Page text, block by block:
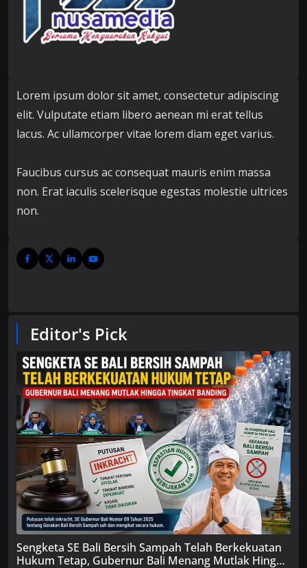
Lorem ipsum dolor sit amet, consectetur adipiscing
elit. Vulputate etiam libero aenean mi erat tellus
lacus. Ac ullamcorper vitae lorem diam eget varius.
Faucibus cursus ac consequat mauris enim massa
non. Erat iaculis scelerisque egestas molestie ultrices
non.
Editor's Pick
Sengketa SE Bali Bersih Sampah Telah Berkekuatan
Hukum Tetap, Gubernur Bali Menang Mutlak Hingga